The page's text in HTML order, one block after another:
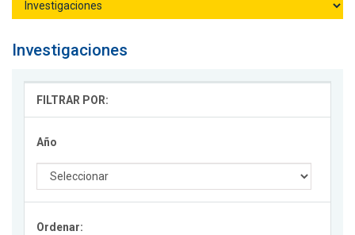
Investigaciones
FILTRAR POR:
Año
Ordenar: